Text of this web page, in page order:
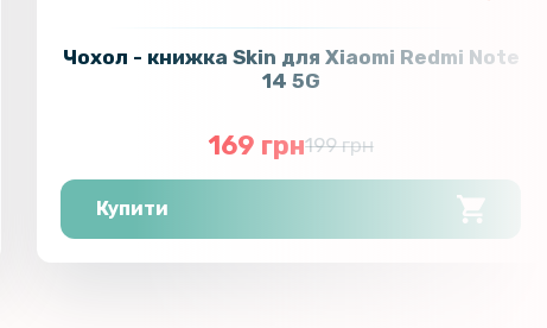
Чохол - книжка Skin для Xiaomi Redmi Note
14 5G
169 грн199 грн
Купити